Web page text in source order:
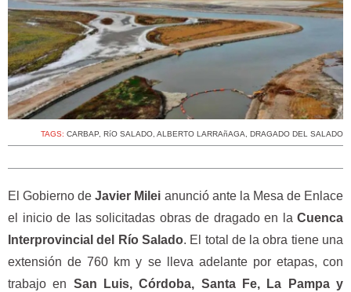
TAGS: CARBAP, RíO SALADO, ALBERTO LARRAñAGA, DRAGADO DEL SALADO
El Gobierno deJavier Milei anunció ante la Mesa de Enlace
el inicio de las solicitadas obras de dragado en la Cuenca
Interprovincial del Río Salado. El total de la obra tiene una
extensión de 760 km y se lleva adelante por etapas, con
trabajo en San Luis, Córdoba, Santa Fe, La Pampa y